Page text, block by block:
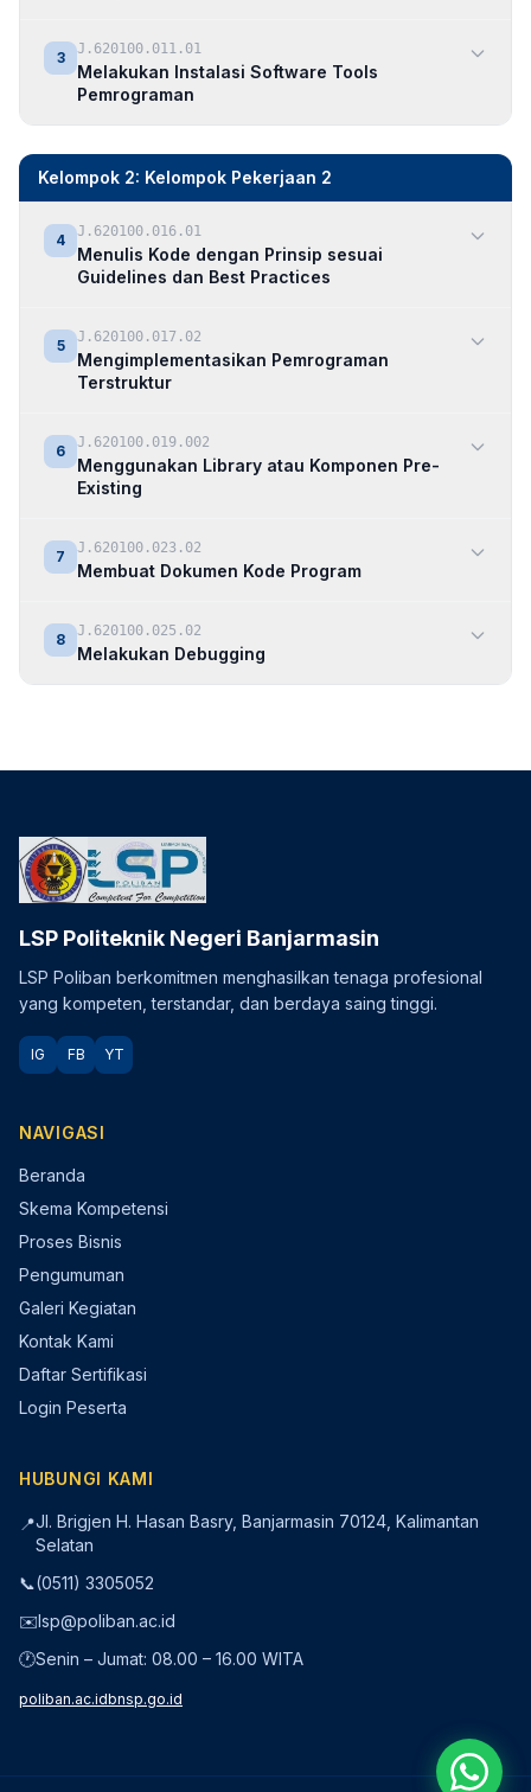
3 J.620100.011.01
Melakukan Instalasi Software Tools
Pemrograman
Kelompok 2: Kelompok Pekerjaan 2
4 J.620100.016.01
Menulis Kode dengan Prinsip sesuai
Guidelines dan Best Practices
5 J.620100.017.02
Mengimplementasikan Pemrograman
Terstruktur
6 J.620100.019.002
Menggunakan Library atau Komponen Pre-
Existing
7 J.620100.023.02
Membuat Dokumen Kode Program
8 J.620100.025.02
Melakukan Debugging
LSP Politeknik Negeri Banjarmasin
LSP Poliban berkomitmen menghasilkan tenaga profesional
yang kompeten, terstandar, dan berdaya saing tinggi.
IG FB YT
NAVIGASI
Beranda
Skema Kompetensi
Proses Bisnis
Pengumuman
Galeri Kegiatan
Kontak Kami
Daftar Sertifikasi
Login Peserta
HUBUNGI KAMI
📍Jl. Brigjen H. Hasan Basry, Banjarmasin 70124, Kalimantan
Selatan
📞(0511) 3305052
✉️lsp@poliban.ac.id
🕐Senin – Jumat: 08.00 – 16.00 WITA
poliban.ac.idbnsp.go.id